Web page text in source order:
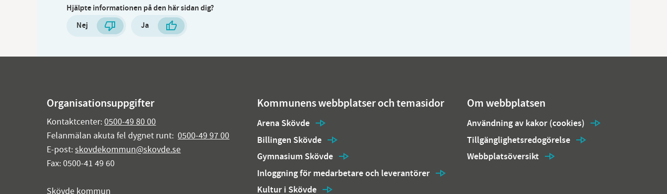
Hjälpte informationen på den här sidan dig?
Nej
Ja
Organisationsuppgifter
Kontaktcenter:0500-49 80 00
Felanmälan akuta fel dygnet runt:0500-49 97 00
E-post:skovdekommun@skovde.se
Fax: 0500-41 49 60
Skövde kommun
Kommunens webbplatser och temasidor
Arena Skövde
Billingen Skövde
Gymnasium Skövde
Inloggning för medarbetare och leverantörer
Kultur i Skövde
Om webbplatsen
Användning av kakor (cookies)
Tillgänglighetsredogörelse
Webbplatsöversikt